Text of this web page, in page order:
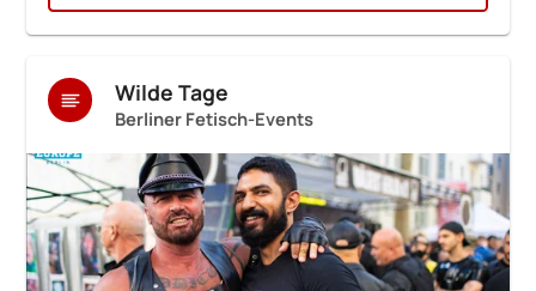
Wilde Tage
Berliner Fetisch-Events